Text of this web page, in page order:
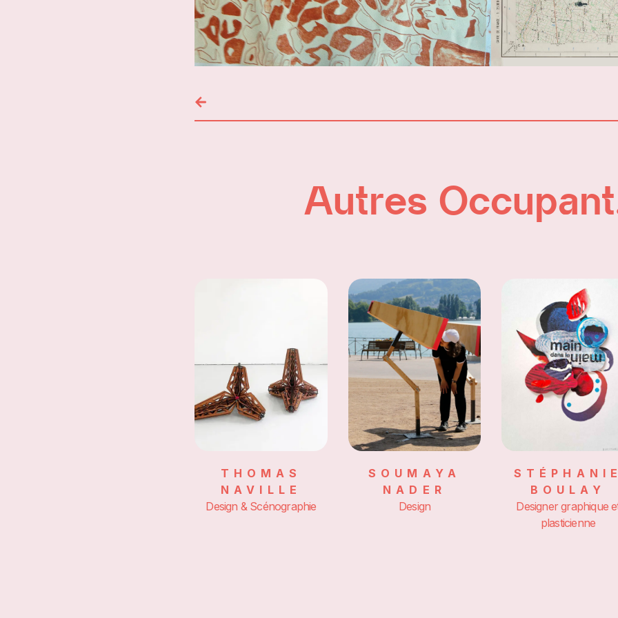
Autres
THOMAS
NAVILLE
Design & Scénographie
SOUMAYA
NADER
Design
BOULAY
Designer graphique
plasticienne